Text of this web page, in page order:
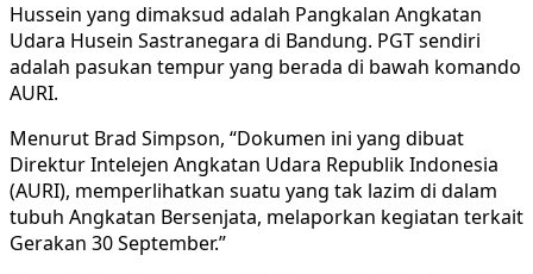
Hussein yang dimaksud adalah Pangkalan Angkatan
Udara Husein Sastranegara di Bandung. PGT sendiri
adalah pasukan tempur yang berada di bawah komando
AURI.
Menurut Brad Simpson, “Dokumen ini yang dibuat
Direktur Intelejen Angkatan Udara Republik Indonesia
(AURI), memperlihatkan suatu yang tak lazim di dalam
tubuh Angkatan Bersenjata, melaporkan kegiatan terkait
Gerakan 30 September.”